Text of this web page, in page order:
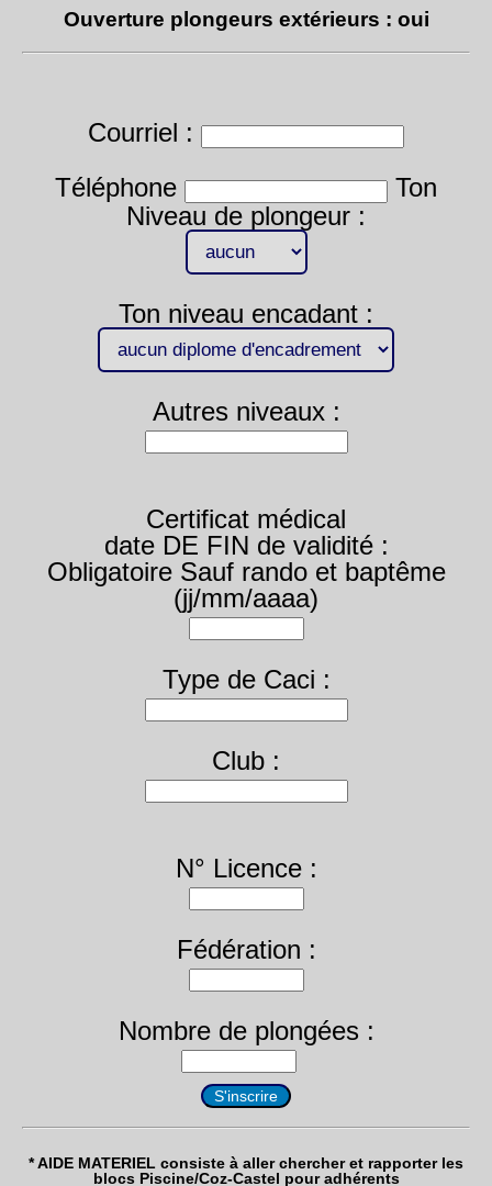
Ouverture plongeurs extérieurs : oui
Courriel :
Téléphone
Ton
Niveau de plongeur :
Ton niveau encadant :
Autres niveaux :
Certificat médical
date DE FIN de validité :
Obligatoire Sauf rando et baptême
(jj/mm/aaaa)
Type de Caci :
Club :
N° Licence :
Fédération :
Nombre de plongées :
* AIDE MATERIEL consiste à aller chercher et rapporter les
blocs Piscine/Coz-Castel pour adhérents